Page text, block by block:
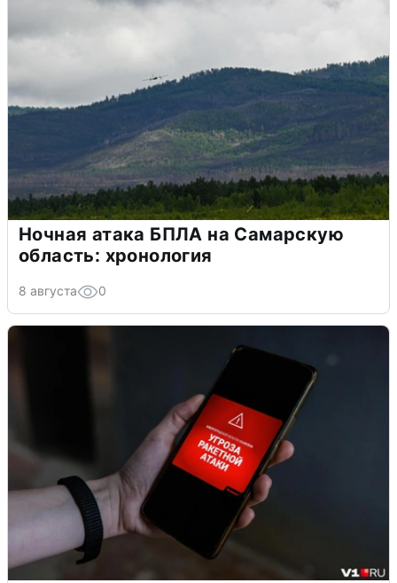
Ночная атака БПЛА на Самарскую
область: хронология
8 августа 0